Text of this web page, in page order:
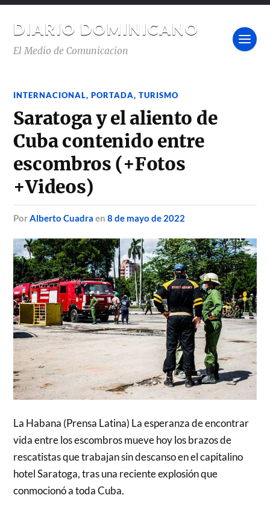
DIARIO DOMINICANO
El Medio de Comunicacion
INTERNACIONAL,PORTADA,TURISMO
Saratoga y el aliento de
Cuba contenido entre
escombros (+Fotos
+Videos)
porAlberto Cuadra en8 de mayo de 2022
La Habana (Prensa Latina) La esperanza de encontrar
vida entre los escombros mueve hoy los brazos de
rescatistas que trabajan sin descanso en el capitalino
hotel Saratoga, tras una reciente explosión que
conmocionó a toda Cuba.